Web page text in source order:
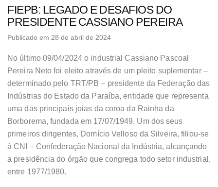
FIEPB: LEGADO E DESAFIOS DO
PRESIDENTE CASSIANO PEREIRA
Publicado em 28 de abril de 2024
No último 09/04/2024 o industrial Cassiano Pascoal
Pereira Neto foi eleito através de um pleito suplementar –
determinado pelo TRT/PB – presidente da Federação das
Indústrias do Estado da Paraíba, entidade que representa
uma das principais joias da coroa da Rainha da
Borborema, fundada em 17/07/1949. Um dos seus
primeiros dirigentes, Domício Velloso da Silveira, filiou-se
à CNI – Confederação Nacional da Indústria, alcançando
a presidência do órgão que congrega todo setor industrial,
entre 1977/1980.